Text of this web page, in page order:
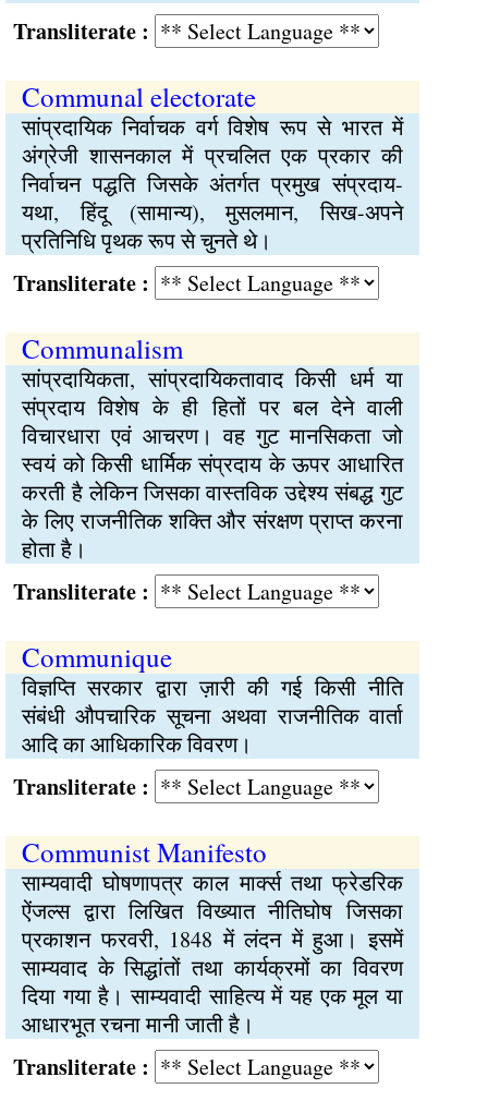
:
Communal electorate
सांप्रदायिक निर्वाचक वर्ग विशेष रूप से भारत में
अंग्रेजी शासनकाल में प्रचलित एक प्रकार की
निर्वाचन पद्धति जिसके अंतर्गत प्रमुख संप्रदाय-
यथा, हिंदू (सामान्य), मुसलमान, सिख-अपने
प्रतिनिधि पृथक रूप से चुनते थे।
:
Communalism
सांप्रदायिकता, सांप्रदायिकतावाद किसी धर्म या
संप्रदाय विशेष के ही हितों पर बल देने वाली
विचारधारा एवं आचरण। वह गुट मानसिकता जो
स्वयं को किसी धार्मिक संप्रदाय के ऊपर आधारित
करती है लेकिन जिसका वास्तविक उद्देश्य संबद्ध गुट
के लिए राजनीतिक शक्ति और संरक्षण प्राप्त करना
होता है।
:
Communique
विज्ञप्ति सरकार द्वारा ज़ारी की गई किसी नीति
संबंधी औपचारिक सूचना अथवा राजनीतिक वार्ता
आदि का आधिकारिक विवरण।
:
Communist Manifesto
साम्यवादी घोषणापत्र काल मार्क्स तथा फ्रेडरिक
ऐंजल्स द्वारा लिखित विख्यात नीतिघोष जिसका
प्रकाशन फरवरी, 1848 में लंदन में हुआ। इसमें
साम्यवाद के सिद्धांतों तथा कार्यक्रमों का विवरण
दिया गया है। साम्यवादी साहित्य में यह एक मूल या
आधारभूत रचना मानी जाती है।
: